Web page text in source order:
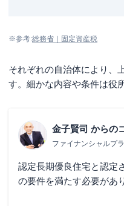
※参考:総務省｜固定資産税
それぞれの自治体により、
す。細かな内容や条件は役
金子賢司 からの
ファイナンシャルプ
認定長期優良住宅と認定
の要件を満たす必要があ